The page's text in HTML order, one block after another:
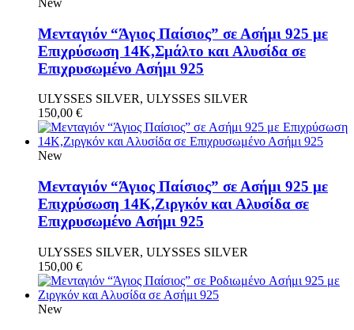
Μενταγιόν “Άγιος Παίσιος” σε Ασήμι 925 με
Επιχρύσωση 14Κ,Σμάλτο και Αλυσίδα σε
Επιχρυσωμένο Ασήμι 925
ULYSSES SILVER, ULYSSES SILVER
150,00 €
New
Μενταγιόν “Άγιος Παίσιος” σε Ασήμι 925 με
Επιχρύσωση 14Κ,Ζιργκόν και Αλυσίδα σε
Επιχρυσωμένο Ασήμι 925
ULYSSES SILVER, ULYSSES SILVER
150,00 €
New